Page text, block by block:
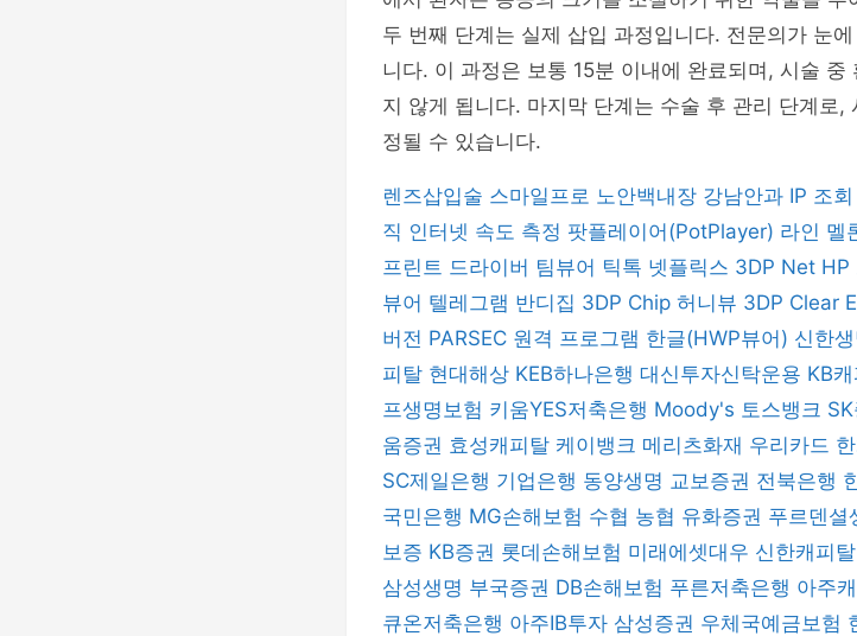
두 번째 단계는 실제 삽입 과정입니다. 전문의가 눈
니다. 이 과정은 보통 15분 이내에 완료되며, 시술
지 않게 됩니다. 마지막 단계는 수술 후 관리 단계로
정될 수 있습니다.
렌즈삽입술 스마일프로 노안백내장 강남안과 IP 조회
직 인터넷 속도 측정 팟플레이어(PotPlayer) 라인 멜
프린트 드라이버 팀뷰어 틱톡 넷플릭스 3DP Net HP
뷰어 텔레그램 반디집 3DP Chip 허니뷰 3DP Clear
버전 PARSEC 원격 프로그램 한글(HWP뷰어) 신한
피탈 현대해상 KEB하나은행 대신투자신탁운용 KB
프생명보험 키움YES저축은행 Moody's 토스뱅크
움증권 효성캐피탈 케이뱅크 메리츠화재 우리카드
SC제일은행 기업은행 동양생명 교보증권 전북은행
국민은행 MG손해보험 수협 농협 유화증권 푸르덴셜
보증 KB증권 롯데손해보험 미래에셋대우 신한캐피탈
삼성생명 부국증권 DB손해보험 푸른저축은행 아주
큐온저축은행 아주IB투자 삼성증권 우체국예금보험